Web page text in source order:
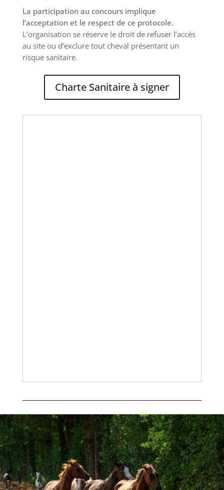
La participation au concours implique
l’acceptation et le respect de ce protocole.
L’organisation se réserve le droit de refuser l’accès
au site ou d’exclure tout cheval présentant un
risque sanitaire.
Charte Sanitaire à signer